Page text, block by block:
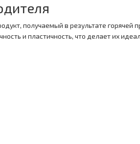
получаемый в результате
и пластичность, что делает их